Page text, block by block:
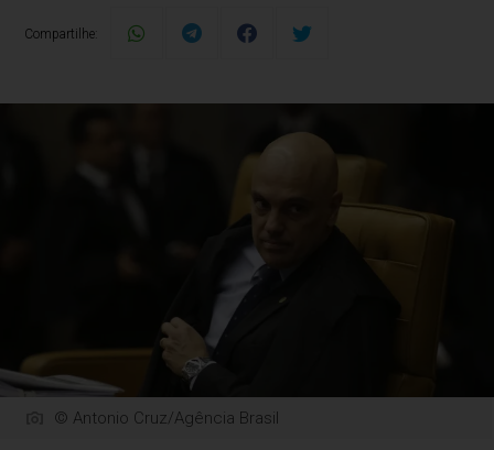
Compartilhe:
© Antonio Cruz/Agência Brasil